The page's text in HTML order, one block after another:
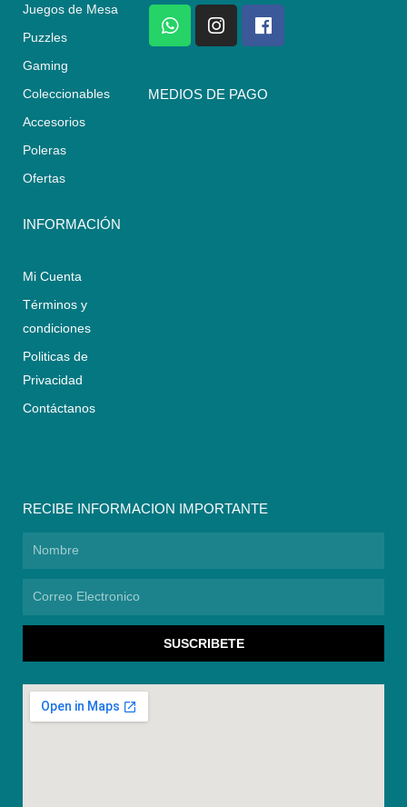
Juegos de Mesa
Puzzles
Gaming
Coleccionables
Accesorios
Poleras
Ofertas
INFORMACIÓN
Mi Cuenta
Términos y
condiciones
Politicas de
Privacidad
Contáctanos
W
h
a
s
I
n
s
a
F
a
c
b
MEDIOS DE PAGO
RECIBE INFORMACION IMPORTANTE
SUSCRIBETE